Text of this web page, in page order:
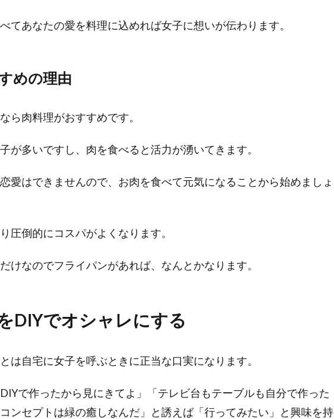
てあなたの愛を料理に込めれば女子に想いが伝わります。
めの理由
ら肉料理がおすすめです。
が多いですし、肉を食べると活力が湧いてきます。
愛はできませんので、お肉を食べて元気になることから始めましょ
圧倒的にコスパがよくなります。
けなのでフライパンがあれば、なんとかなります。
DIYでオシャレにする
は自宅に女子を呼ぶときに正当な口実になります。
で作ったから見にきてよ」「テレビ台もテーブルも自分で作った
ンセプトは緑の癒しなんだ」と誘えば「行ってみたい」と興味を持